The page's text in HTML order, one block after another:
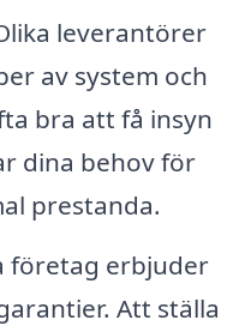
leverantörer
av system och
bra att få insyn
dina behov för
prestanda.
företag erbjuder
Att ställa